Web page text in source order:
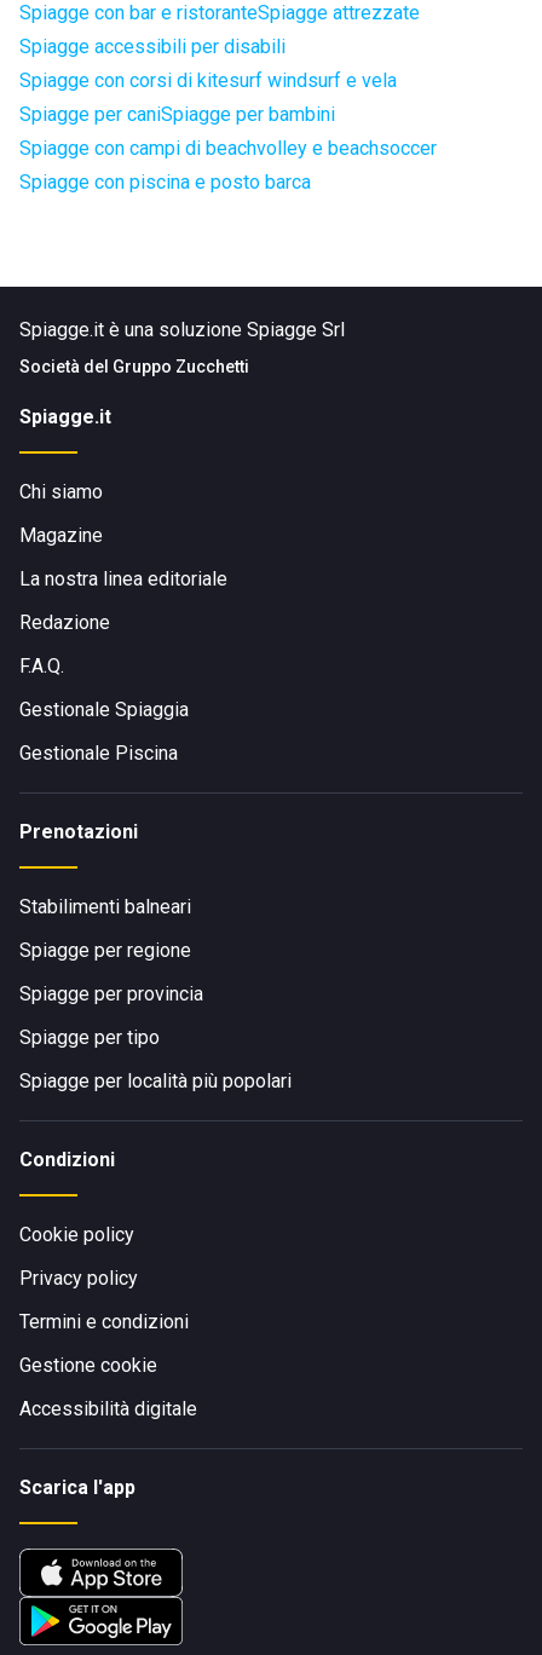
Spiagge con bar e ristoranteSpiagge attrezzate
Spiagge accessibili per disabili
Spiagge con corsi di kitesurf windsurf e vela
Spiagge per caniSpiagge per bambini
Spiagge con campi di beachvolley e beachsoccer
Spiagge con piscina e posto barca
Spiagge.it è una soluzione Spiagge Srl
Società del Gruppo Zucchetti
Spiagge.it
Chi siamo
Magazine
La nostra linea editoriale
Redazione
F.A.Q.
Gestionale Spiaggia
Gestionale Piscina
Prenotazioni
Stabilimenti balneari
Spiagge per regione
Spiagge per provincia
Spiagge per tipo
Spiagge per località più popolari
Condizioni
Cookie policy
Privacy policy
Termini e condizioni
Gestione cookie
Accessibilità digitale
Scarica l'app